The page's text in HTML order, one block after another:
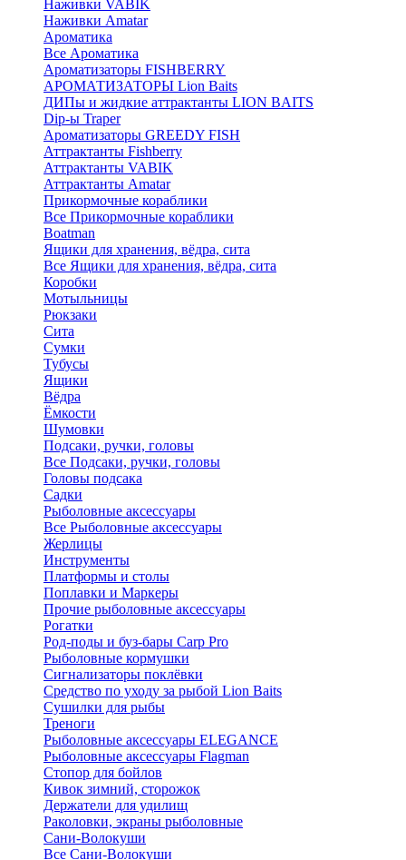
Наживки VABIK
Наживки Amatar
Ароматика
Все Ароматика
Ароматизаторы FISHBERRY
АРОМАТИЗАТОРЫ Lion Baits
ДИПы и жидкие аттрактанты LION BAITS
Dip-ы Traper
Ароматизаторы GREEDY FISH
Аттрактанты Fishberry
Аттрактанты VABIK
Аттрактанты Amatar
Прикормочные кораблики
Все Прикормочные кораблики
Boatman
Ящики для хранения, вёдра, сита
Все Ящики для хранения, вёдра, сита
Коробки
Мотыльницы
Рюкзаки
Сита
Сумки
Тубусы
Ящики
Вёдра
Ёмкости
Шумовки
Подсаки, ручки, головы
Все Подсаки, ручки, головы
Головы подсака
Садки
Рыболовные аксессуары
Все Рыболовные аксессуары
Жерлицы
Инструменты
Платформы и столы
Поплавки и Маркеры
Прочие рыболовные аксессуары
Рогатки
Род-поды и буз-бары Carp Pro
Рыболовные кормушки
Сигнализаторы поклёвки
Средство по уходу за рыбой Lion Baits
Сушилки для рыбы
Треноги
Рыболовные аксессуары ELEGANCE
Рыболовные аксессуары Flagman
Стопор для бойлов
Кивок зимний, сторожок
Держатели для удилищ
Раколовки, экраны рыболовные
Сани-Волокуши
Все Сани-Волокуши